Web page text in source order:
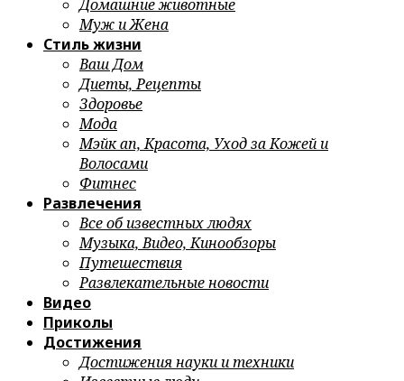
Домашние животные
Муж и Жена
Стиль жизни
Ваш Дом
Диеты, Рецепты
Здоровье
Мода
Мэйк ап, Красота, Уход за Кожей и
Волосами
Фитнес
Развлечения
Все об известных людях
Музыка, Видео, Кинообзоры
Путешествия
Развлекательные новости
Видео
Приколы
Достижения
Достижения науки и техники